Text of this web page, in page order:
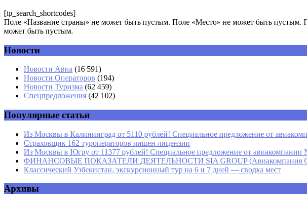
Комментарий
Имя *
Email*
[tp_search_shortcodes]
Поле «Название страны» не может быть пустым. Поле «Место» не может быть
может быть пустым.
Новости
Новости Авиа (16 591)
Новости Операторов (194)
Новости Туризма (62 459)
Спецпредложения (42 102)
Популярные статьи
Из Москвы в Калининград от 5110 рублей! Специальное предложение от
Страховщик 162 туроператоров лишен лицензии
Из Москвы в Югру от 11377 рублей! Специальное предложение от авиакомпании
ФИНАНСОВЫЕ ПОКАЗАТЕЛИ ДЕЯТЕЛЬНОСТИ SIA GROUP (Авиакомпания
Классический Узбекистан, экскурсионный тур на 6 и 7 дней — сводка мест
Архивы